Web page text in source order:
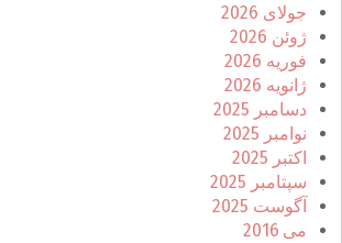
جولای 2026
ژوئن 2026
فوریه 2026
ژانویه 2026
دسامبر 2025
نوامبر 2025
اکتبر 2025
سپتامبر 2025
آگوست 2025
می 2016